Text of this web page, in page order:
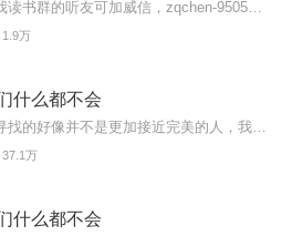
1.9万
什么都不会
37.1万
什么都不会